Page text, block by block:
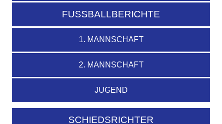
FUSSBALLBERICHTE
1. MANNSCHAFT
2. MANNSCHAFT
JUGEND
SCHIEDSRICHTER